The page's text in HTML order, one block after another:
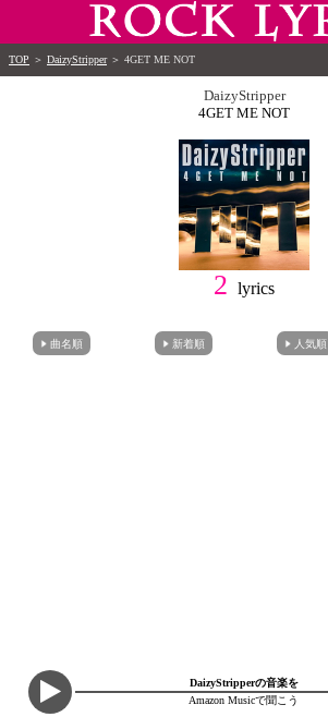
TOP ＞ DaizyStripper ＞ 4GET ME NOT
DaizyStripper
4GET ME NOT
2 lyrics
曲名順 新着順 人気順
DaizyStripperの音楽を
Amazon Musicで聞こう